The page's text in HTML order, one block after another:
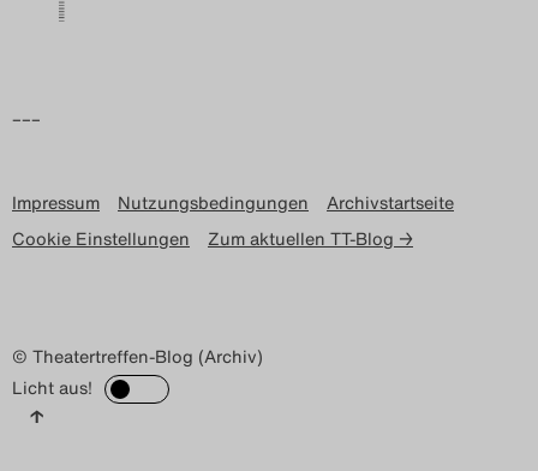
–––
Impressum Nutzungsbedingungen
Archivstartseite
Cookie Einstellungen
Zum aktuellen TT-Blog →
© Theatertreffen-Blog (Archiv)
Licht aus!
↑